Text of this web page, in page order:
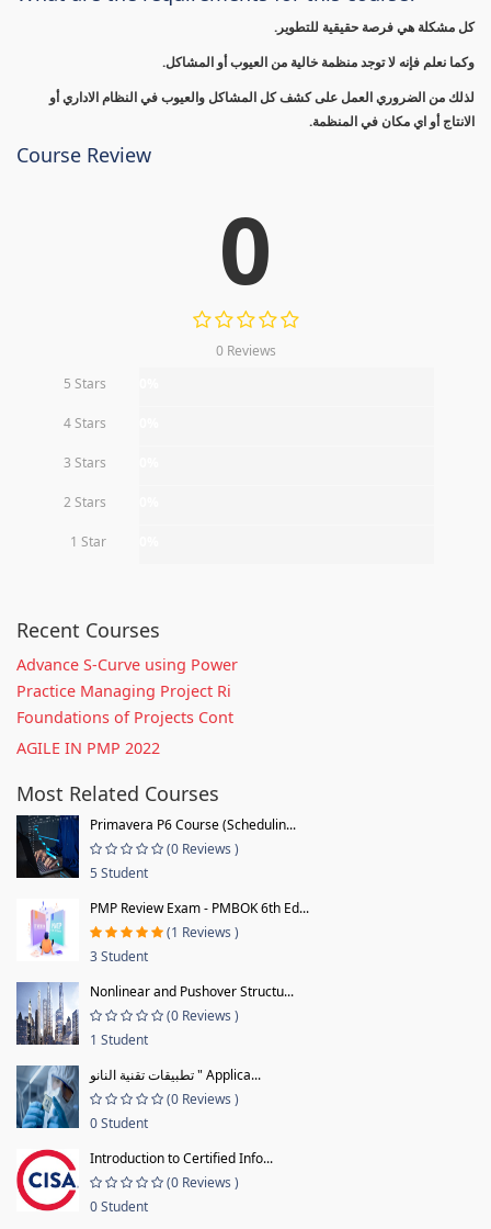
كل مشكلة هي فرصة حقيقية للتطوير.
وكما نعلم فإنه لا توجد منظمة خالية من العيوب أو المشاكل.
لذلك من الضروري العمل على كشف كل المشاكل والعيوب في النظام الاداري أو
الانتاج أو اي مكان في المنظمة.
Course Review
0
0 Reviews
5 Stars
4 Stars
3 Stars
2 Stars
1 Star
Recent Courses
Advance S-Curve using Power
Practice Managing Project Ri
Foundations of Projects Cont
AGILE IN PMP 2022
Most Related Courses
Primavera P6 Course (Schedulin...
(0 Reviews )
5 Student
PMP Review Exam - PMBOK 6th Ed...
(1 Reviews )
3 Student
Nonlinear and Pushover Structu...
(0 Reviews )
1 Student
تطبيقات تقنية النانو " Applica...
(0 Reviews )
0 Student
Introduction to Certified Info...
(0 Reviews )
0 Student